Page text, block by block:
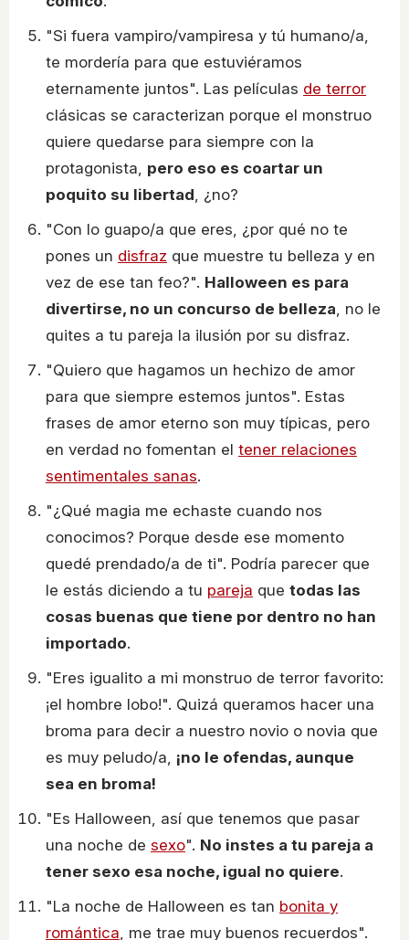
"Si fuera vampiro/vampiresa y tú humano/a,
te mordería para que estuviéramos
eternamente juntos". Las películas de terror
clásicas se caracterizan porque el monstruo
quiere quedarse para siempre con la
protagonista, pero eso es coartar un
poquito su libertad, ¿no?
"Con lo guapo/a que eres, ¿por qué no te
pones un disfraz que muestre tu belleza y en
vez de ese tan feo?". Halloween es para
divertirse, no un concurso de belleza, no le
quites a tu pareja la ilusión por su disfraz.
"Quiero que hagamos un hechizo de amor
para que siempre estemos juntos". Estas
frases de amor eterno son muy típicas, pero
en verdad no fomentan el tener relaciones
sentimentales sanas.
"¿Qué magia me echaste cuando nos
conocimos? Porque desde ese momento
quedé prendado/a de ti". Podría parecer que
le estás diciendo a tu pareja que todas las
cosas buenas que tiene por dentro no han
importado.
"Eres igualito a mi monstruo de terror favorito:
¡el hombre lobo!". Quizá queramos hacer una
broma para decir a nuestro novio o novia que
es muy peludo/a, ¡no le ofendas, aunque
sea en broma!
"Es Halloween, así que tenemos que pasar
una noche de sexo". No instes a tu pareja a
tener sexo esa noche, igual no quiere.
"La noche de Halloween es tan bonita y
romántica, me trae muy buenos recuerdos".